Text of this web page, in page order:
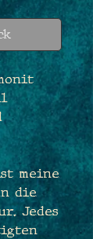
meine
die
Jedes